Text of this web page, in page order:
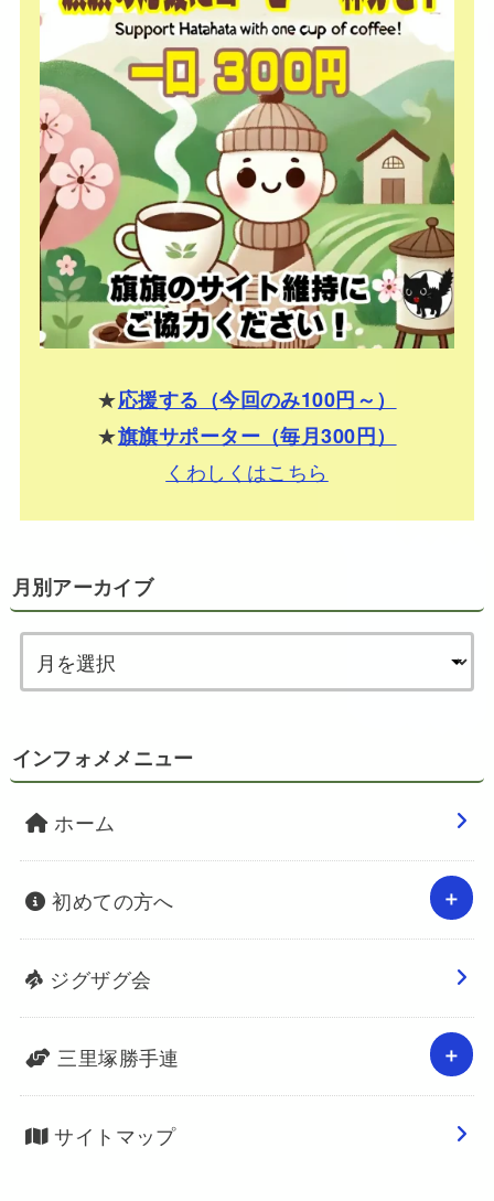
★応援する（今回のみ100円～）
★旗旗サポーター（毎月300円）
くわしくはこちら
月別アーカイブ
インフォメメニュー
ホーム
初めての方へ
ジグザグ会
三里塚勝手連
サイトマップ